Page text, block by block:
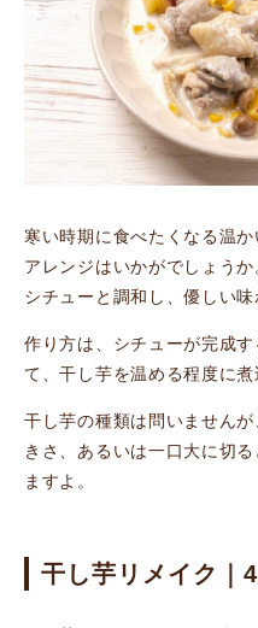
寒い時期に食べたくなる温
アレンジはいかがでしょう
シチューと調和し、優しい味
作り方は、シチューが完成
て、干し芋を温める程度に煮
干し芋の種類は問いません
きさ、あるいは一口大に切
ますよ。
干し芋リメイク｜